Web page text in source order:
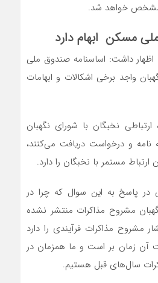
مشخص خواهد شد.
مسکن ابهام دارد
داشت: اساسنامه صندوق ملی
واجد برخی اشکالات و ابهامات
نخبگان با شورای نگهبان
نامه و درخواست دریافت می‌کنند،
مستمر با نخبگان را دارد.
در پاسخ به این سوال که چرا در
مشروح مذاکرات منتشر نشده
مشروح مذاکرات فرآیندی را دارد
آن زمان بر است و ما همزمان در
سال‌های قبل هستیم.